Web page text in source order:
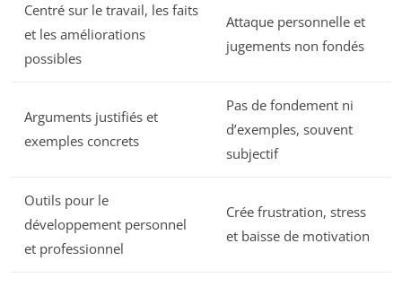
Centré sur le travail, les faits
et les améliorations
possibles
Attaque personnelle et
jugements non fondés
Arguments justifiés et
exemples concrets
Pas de fondement ni
d’exemples, souvent
subjectif
Outils pour le
développement personnel
et professionnel
Crée frustration, stress
et baisse de motivation